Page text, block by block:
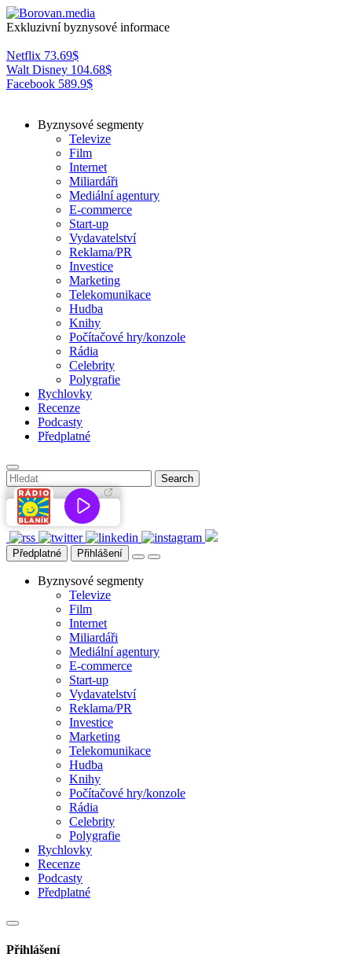
Exkluzivní byznysové informace
Netflix 73.69$
Walt Disney 104.68$
Facebook 589.9$
Byznysové segmenty
Televize
Film
Internet
Miliardáři
Mediální agentury
E-commerce
Start-up
Vydavatelství
Reklama/PR
Investice
Marketing
Telekomunikace
Hudba
Knihy
Počítačové hry/konzole
Rádia
Celebrity
Polygrafie
Rychlovky
Recenze
Podcasty
Předplatné
Předplatné Přihlášení
Byznysové segmenty
Televize
Film
Internet
Miliardáři
Mediální agentury
E-commerce
Start-up
Vydavatelství
Reklama/PR
Investice
Marketing
Telekomunikace
Hudba
Knihy
Počítačové hry/konzole
Rádia
Celebrity
Polygrafie
Rychlovky
Recenze
Podcasty
Předplatné
Přihlášení